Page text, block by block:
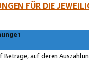
FÜR DIE
Beträge, auf deren